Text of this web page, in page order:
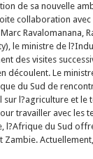
de sa nouvelle
collaboration
Ravalomanana,
le ministre de
des visites
découlent. Le
du Sud de
l?agriculture et le
travailler avec les
l?Afrique du Sud